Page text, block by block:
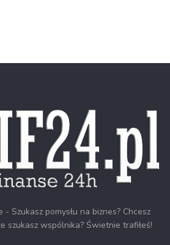
- Szukasz pomysłu na biznes? Chcesz
szukasz wspólnika? Świetnie trafiłeś!